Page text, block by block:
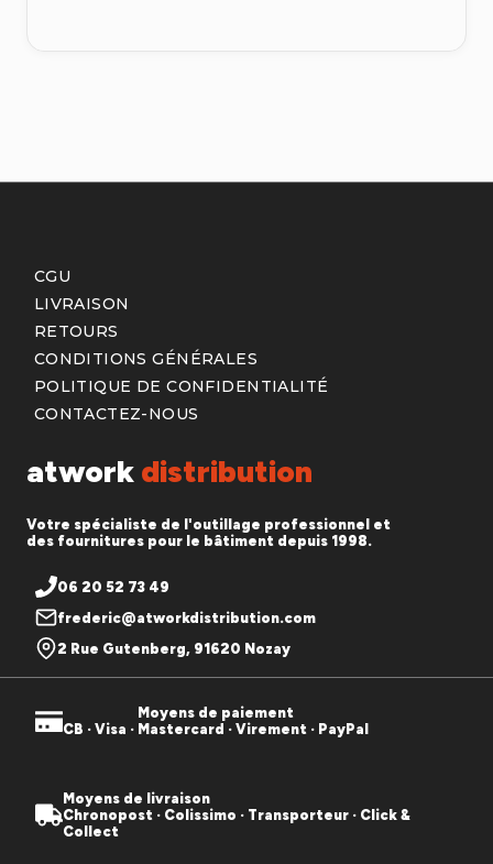
atwork distribution
Votre spécialiste de l'outillage professionnel et
des fournitures pour le bâtiment depuis 1998.
06 20 52 73 49
frederic@atworkdistribution.com
2 Rue Gutenberg, 91620 Nozay
CGU
LIVRAISON
RETOURS
CONDITIONS GÉNÉRALES
POLITIQUE DE CONFIDENTIALITÉ
CONTACTEZ-NOUS
Moyens de paiement
CB · Visa · Mastercard · Virement · PayPal
Moyens de livraison
Chronopost · Colissimo · Transporteur · Click &
Collect